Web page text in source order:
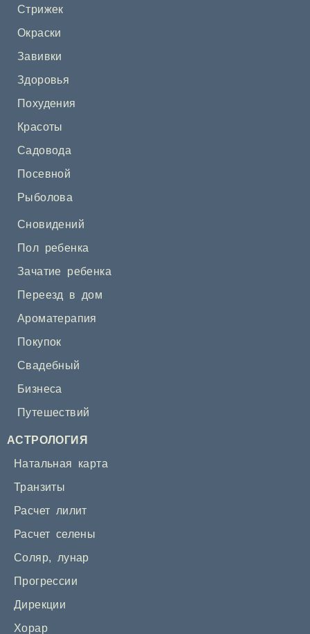
Стрижек
Окраски
Завивки
Здоровья
Похудения
Красоты
Садовода
Посевной
Рыболова
Сновидений
Пол ребенка
Зачатие ребенка
Переезд в дом
Ароматерапия
Покупок
Свадебный
Бизнеса
Путешествий
АСТРОЛОГИЯ
Натальная карта
Транзиты
Расчет лилит
Расчет селены
Соляр, лунар
Прогрессии
Дирекции
Хорар